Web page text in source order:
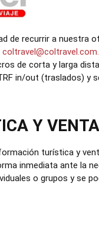
de recurrir a nuestra
de corta y larga
in/out (traslados) y
Y
turística y
inmediata ante la
o grupos y se